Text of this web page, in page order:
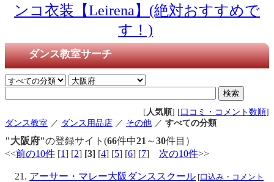
ンコ衣装【Leirena】(絶対おすすめで
す！)
ダンス教室サーチ
[ 人気順] [ 口コミ・コメント数順]
ダンス教室 ／ ダンス用品店 ／ その他 ／ すべての分類
"大阪府"の登録サイト(66件中21 ～30件目）
<<前の10件 [1] [2] [3] [4] [5] [6] [7] 次の10件>>
アーサー・マレー大阪ダンススクール [口込み・コメント